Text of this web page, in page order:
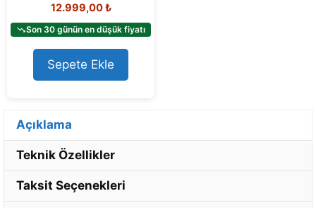
o
t
o
f
5
12.999,00₺
Son 30 günün en düşük fiyatı
Sepete Ekle
Açıklama
Teknik Özellikler
Taksit Seçenekleri